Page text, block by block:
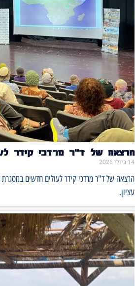
הרצאה של ד"ר מרדכי קידר
14 ביולי 2026
הרצאה של ד"ר מרדכי קידר לעולים חדשים
עציון.